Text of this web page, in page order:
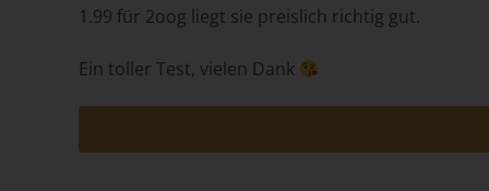
1.99 für 2oog liegt sie preislich richtig gut.
Ein toller Test, vielen Dank